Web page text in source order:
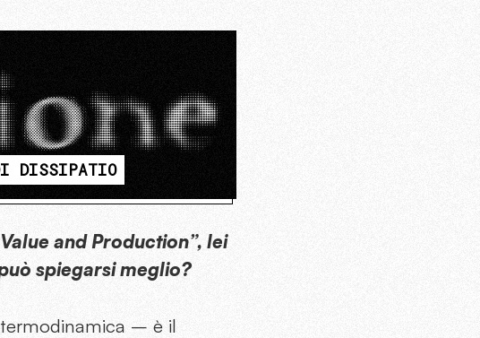
DISSIPATIO
and Production”, lei
spiegarsi meglio?
– è il